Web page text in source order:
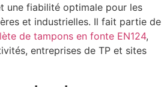
une fiabilité optimale pour les
et industrielles. Il fait partie de
de tampons en fonte EN124,
entreprises de TP et sites